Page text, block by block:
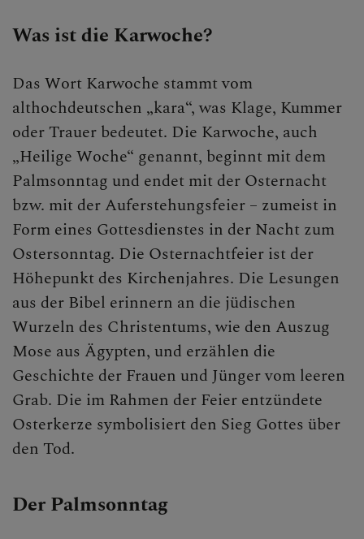
Liturgie
Feste der Kirche
Christi Himmelfahrt
Advent
Weihnachten
Aschermittwoch
Fastenzeit
Karwoche
Ostern
Pfingsten
Maria Himmelfahrt
Was ist die Karwoche?
Das Wort Karwoche stammt vom
althochdeutschen „kara“, was Klage, Kummer
oder Trauer bedeutet. Die Karwoche, auch
„Heilige Woche“ genannt, beginnt mit dem
Palmsonntag und endet mit der Osternacht
bzw. mit der Auferstehungsfeier – zumeist in
Form eines Gottesdienstes in der Nacht zum
Ostersonntag. Die Osternachtfeier ist der
Höhepunkt des Kirchenjahres. Die Lesungen
aus der Bibel erinnern an die jüdischen
Wurzeln des Christentums, wie den Auszug
Mose aus Ägypten, und erzählen die
Geschichte der Frauen und Jünger vom leeren
Grab. Die im Rahmen der Feier entzündete
Osterkerze symbolisiert den Sieg Gottes über
den Tod.
Der Palmsonntag